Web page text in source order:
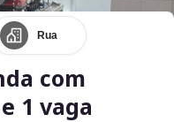
Rua
com
1 vaga